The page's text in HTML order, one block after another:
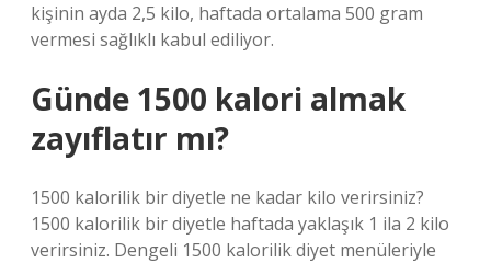
kişinin ayda 2,5 kilo, haftada ortalama 500 gram
vermesi sağlıklı kabul ediliyor.
Günde 1500 kalori almak
zayıflatır mı?
1500 kalorilik bir diyetle ne kadar kilo verirsiniz?
1500 kalorilik bir diyetle haftada yaklaşık 1 ila 2 kilo
verirsiniz. Dengeli 1500 kalorilik diyet menüleriyle